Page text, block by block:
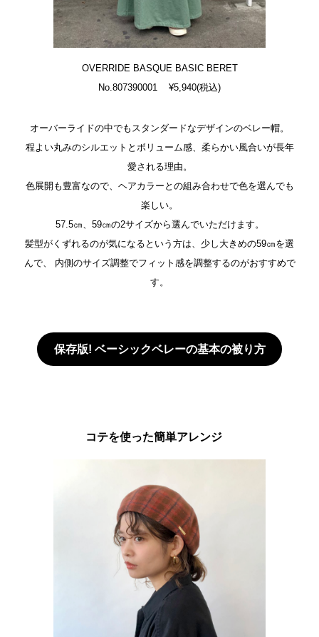
OVERRIDE BASQUE BASIC BERET
No.807390001 ¥5,940(税込)
オーバーライドの中でもスタンダードなデザインのベレー帽。
程よい丸みのシルエットとボリューム感、柔らかい風合いが長年
愛される理由。
色展開も豊富なので、ヘアカラーとの組み合わせで色を選んでも
楽しい。
57.5㎝、59㎝の2サイズから選んでいただけます。
髪型がくずれるのが気になるという方は、少し大きめの59㎝を選
んで、
内側のサイズ調整でフィット感を調整するのがおすすめで
す。
保存版! ベーシックベレーの基本の被り方
コテを使った簡単アレンジ